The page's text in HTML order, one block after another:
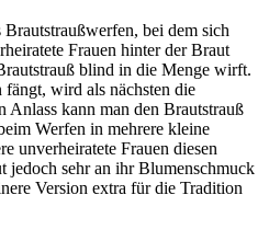
bei dem sich
Frauen hinter der Braut
blind in die Menge wirft.
wird als nächsten die
Anlass kann man den Brautstrauß
Werfen in mehrere kleine
unverheiratete Frauen diesen
jedoch sehr an ihr Blumenschmuck
Version extra für die Tradition